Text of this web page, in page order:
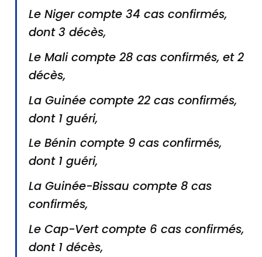
Le Niger compte 34 cas confirmés,
dont 3 décès,
Le Mali compte 28 cas confirmés, et 2
décès,
La Guinée compte 22 cas confirmés,
dont 1 guéri,
Le Bénin compte 9 cas confirmés,
dont 1 guéri,
La Guinée-Bissau compte 8 cas
confirmés,
Le Cap-Vert compte 6 cas confirmés,
dont 1 décès,